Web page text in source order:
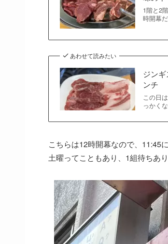
1階と2
時開幕
あわせて読みたい
ジン
ンチ
この日
っかく
こちらは12時開幕なので、11:45
土曜ってこともあり、1組待ちあ